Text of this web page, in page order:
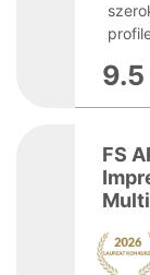
9.5
FS